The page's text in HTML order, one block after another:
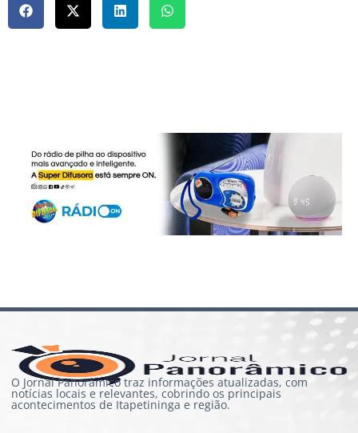
O Jornal Panorâmico traz informações atualizadas, com
notícias locais e relevantes, cobrindo os principais
acontecimentos de Itapetininga e região.